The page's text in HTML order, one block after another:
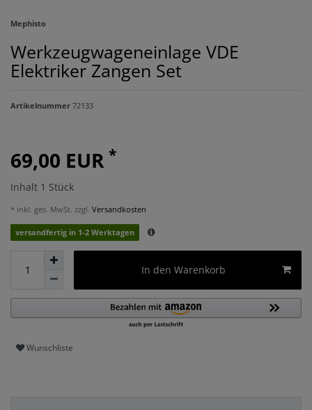
Mephisto
Werkzeugwageneinlage VDE
Elektriker Zangen Set
Artikelnummer 72133
69,00 EUR *
Inhalt 1 Stück
* inkl. ges. MwSt. zzgl. Versandkosten
versandfertig in 1-2 Werktagen
In den Warenkorb
Wunschliste